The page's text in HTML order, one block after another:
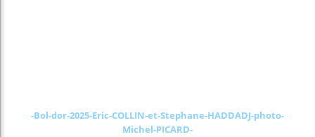
-Bol-dor-2025-Eric-COLLIN-et-Stephane-HADDADJ-photo-
Michel-PICARD-